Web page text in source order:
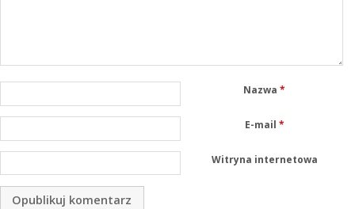
Nazwa*
E-mail *
Witryna internetowa